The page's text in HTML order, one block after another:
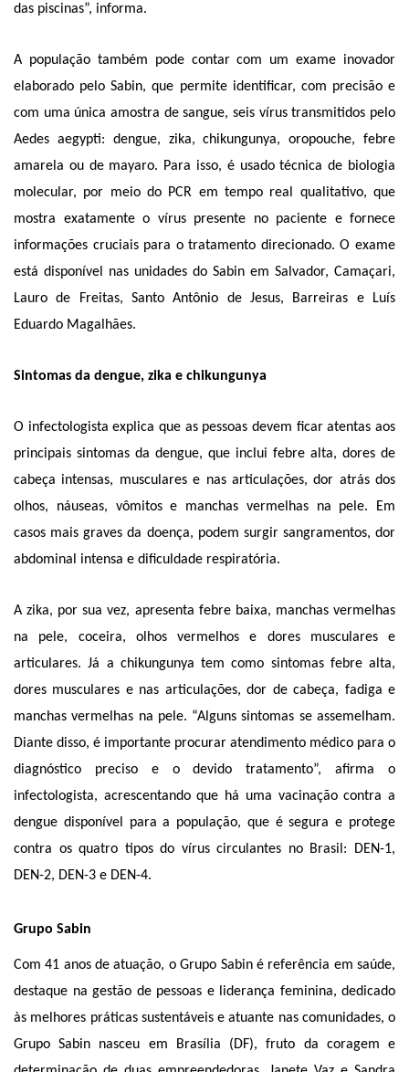
das piscinas”, informa.
A população também pode contar com um exame inovador
elaborado pelo Sabin, que permite identificar, com precisão e
com uma única amostra de sangue, seis vírus transmitidos pelo
Aedes aegypti: dengue, zika, chikungunya, oropouche, febre
amarela ou de mayaro. Para isso, é usado técnica de biologia
molecular, por meio do PCR em tempo real qualitativo, que
mostra exatamente o vírus presente no paciente e fornece
informações cruciais para o tratamento direcionado. O exame
está disponível nas unidades do Sabin em Salvador, Camaçari,
Lauro de Freitas, Santo Antônio de Jesus, Barreiras e Luís
Eduardo Magalhães.
Sintomas da dengue, zika e chikungunya
O infectologista explica que as pessoas devem ficar atentas aos
principais sintomas da dengue, que inclui febre alta, dores de
cabeça intensas, musculares e nas articulações, dor atrás dos
olhos, náuseas, vômitos e manchas vermelhas na pele. Em
casos mais graves da doença, podem surgir sangramentos, dor
abdominal intensa e dificuldade respiratória.
A zika, por sua vez, apresenta febre baixa, manchas vermelhas
na pele, coceira, olhos vermelhos e dores musculares e
articulares. Já a chikungunya tem como sintomas febre alta,
dores musculares e nas articulações, dor de cabeça, fadiga e
manchas vermelhas na pele. “Alguns sintomas se assemelham.
Diante disso, é importante procurar atendimento médico para o
diagnóstico preciso e o devido tratamento”, afirma o
infectologista, acrescentando que há uma vacinação contra a
dengue disponível para a população, que é segura e protege
contra os quatro tipos do vírus circulantes no Brasil: DEN-1,
DEN-2, DEN-3 e DEN-4.
Grupo Sabin
Com 41 anos de atuação, o Grupo Sabin é referência em saúde,
destaque na gestão de pessoas e liderança feminina, dedicado
às melhores práticas sustentáveis e atuante nas comunidades, o
Grupo Sabin nasceu em Brasília (DF), fruto da coragem e